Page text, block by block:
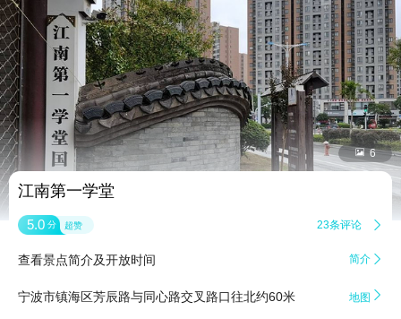
 6
江南第一学堂
5.0 分 超赞 23条评论 
查看景点简介及开放时间 简介 
宁波市镇海区芳辰路与同心路交叉路口往北约60米 地图 
